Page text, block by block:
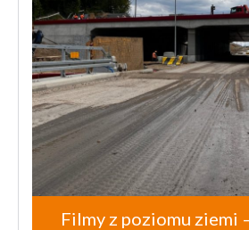
Filmy z poziomu ziemi